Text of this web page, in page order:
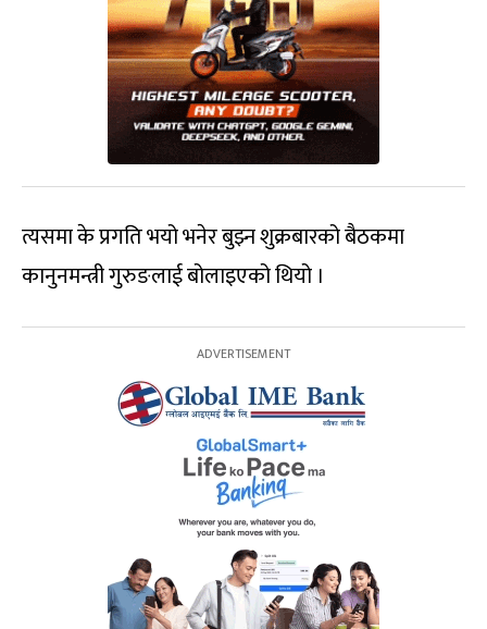
त्यसमा के प्रगति भयो भनेर बुझ्न शुक्रबारको बैठकमा
कानुनमन्त्री गुरुङलाई बोलाइएको थियो ।